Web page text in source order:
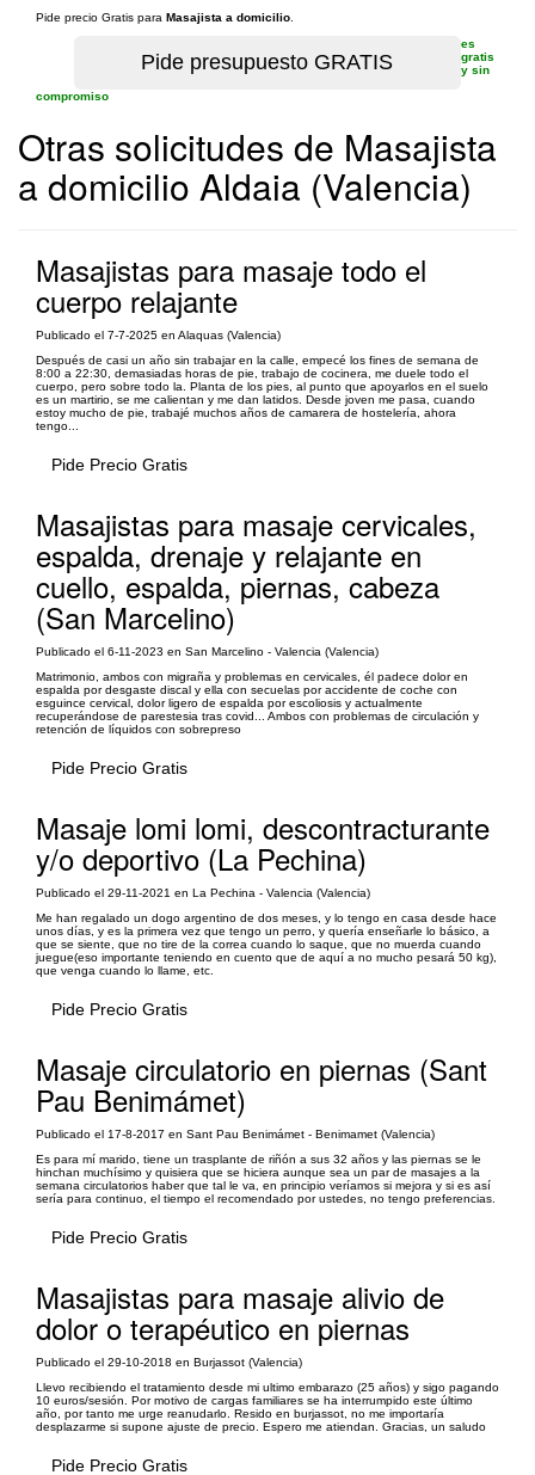
Pide precio Gratis para Masajista a domicilio
es
gratis
y sin
compromiso
Otras solicitudes de Masajista
a domicilio Aldaia (Valencia)
Masajistas para masaje todo el
cuerpo relajante
Publicado el 7-7-2025 en Alaquas (Valencia)
Después de casi un año sin trabajar en la calle, empecé los fines de semana de
8:00 a 22:30, demasiadas horas de pie, trabajo de cocinera, me duele todo el
cuerpo, pero sobre todo la. Planta de los pies, al punto que apoyarlos en el suelo
es un martirio, se me calientan y me dan latidos. Desde joven me pasa, cuando
estoy mucho de pie, trabajé muchos años de camarera de hostelería, ahora
tengo...
Pide Precio Gratis
Masajistas para masaje cervicales,
espalda, drenaje y relajante en
cuello, espalda, piernas, cabeza
(San Marcelino)
Publicado el 6-11-2023 en San Marcelino - Valencia (Valencia)
Matrimonio, ambos con migraña y problemas en cervicales, él padece dolor en
espalda por desgaste discal y ella con secuelas por accidente de coche con
esguince cervical, dolor ligero de espalda por escoliosis y actualmente
recuperándose de parestesia tras covid... Ambos con problemas de circulación y
retención de líquidos con sobrepreso
Pide Precio Gratis
Masaje lomi lomi, descontracturante
y/o deportivo (La Pechina)
Publicado el 29-11-2021 en La Pechina - Valencia (Valencia)
Me han regalado un dogo argentino de dos meses, y lo tengo en casa desde hace
unos días, y es la primera vez que tengo un perro, y quería enseñarle lo básico, a
que se siente, que no tire de la correa cuando lo saque, que no muerda cuando
juegue(eso importante teniendo en cuento que de aquí a no mucho pesará 50 kg),
que venga cuando lo llame, etc.
Pide Precio Gratis
Masaje circulatorio en piernas (Sant
Pau Benimámet)
Publicado el 17-8-2017 en Sant Pau Benimámet - Benimamet (Valencia)
Es para mí marido, tiene un trasplante de riñón a sus 32 años y las piernas se le
hinchan muchísimo y quisiera que se hiciera aunque sea un par de masajes a la
semana circulatorios haber que tal le va, en principio veríamos si mejora y si es así
sería para continuo, el tiempo el recomendado por ustedes, no tengo preferencias.
Pide Precio Gratis
Masajistas para masaje alivio de
dolor o terapéutico en piernas
Publicado el 29-10-2018 en Burjassot (Valencia)
Llevo recibiendo el tratamiento desde mi ultimo embarazo (25 años) y sigo pagando
10 euros/sesión. Por motivo de cargas familiares se ha interrumpido este último
año, por tanto me urge reanudarlo. Resido en burjassot, no me importaría
desplazarme si supone ajuste de precio. Espero me atiendan. Gracias, un saludo
Pide Precio Gratis